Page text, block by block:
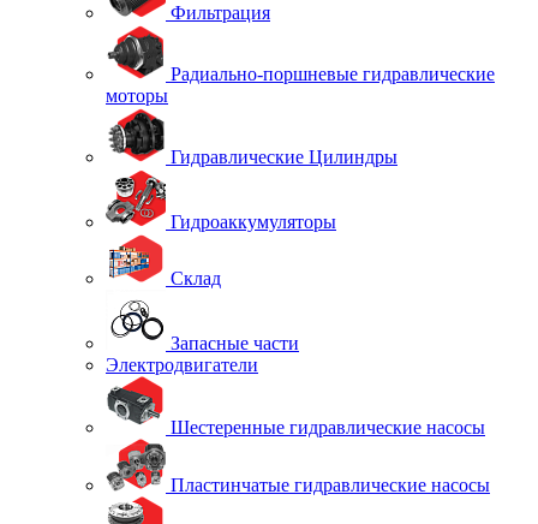
Фильтрация
Радиально-поршневые гидравлические
моторы
Гидравлические Цилиндры
Гидроаккумуляторы
Склад
Запасные части
Электродвигатели
Шестеренные гидравлические насосы
Пластинчатые гидравлические насосы